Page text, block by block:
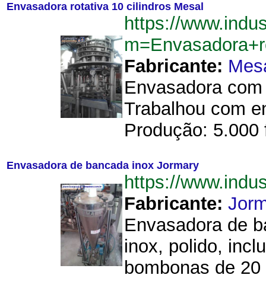
Envasadora rotativa 10 cilindros Mesal
https://
Fabricante:
Envasadora
Trabalhou com
Produção:
Envasadora de bancada inox Jormary
https://
Fabricante:
Envasadora de
inox, polido,
bombonas de